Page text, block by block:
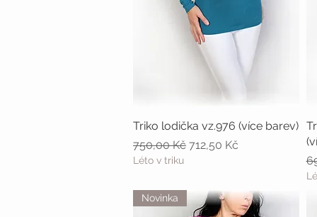
Rychlý náhled
Triko lodička vz.976 (více barev)
Běžná cena
750,00 Kč Zvýhodněná cena
712,50 Kč
Léto v triku
Novinka